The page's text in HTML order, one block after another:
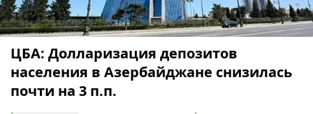
ЦБА: Долларизация депозитов
населения в Азербайджане снизилась
почти на 3 п.п.